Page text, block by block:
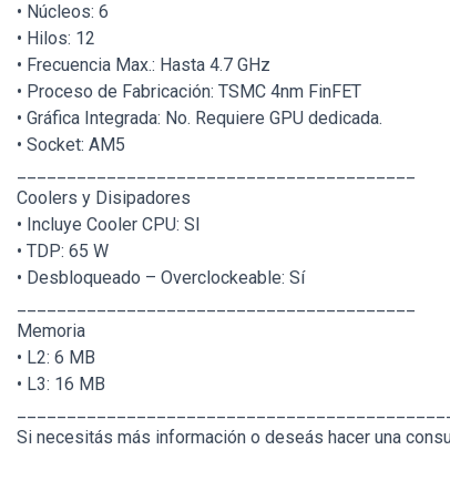
• Núcleos: 6
• Hilos: 12
• Frecuencia Max.: Hasta 4.7 GHz
• Proceso de Fabricación: TSMC 4nm FinFET
• Gráfica Integrada: No. Requiere GPU dedicada.
• Socket: AM5
Coolers y Disipadores
• Incluye Cooler CPU: SI
• TDP: 65 W
• Desbloqueado – Overclockeable: Sí
Memoria
• L2: 6 MB
• L3: 16 MB
Si necesitás más información o deseás hacer una